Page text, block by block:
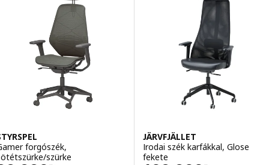
forgószék,
szürke
JÄRVFJÄLLET
Irodai szék karfákkal, Glose
fekete